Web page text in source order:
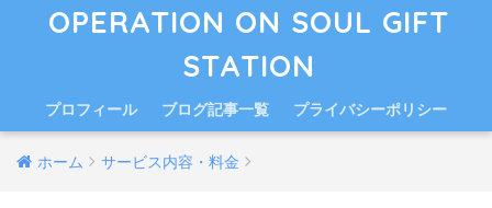
OPERATION ON SOUL GIFT
STATION
プロフィール ブログ記事一覧 プライバシーポリシー
ホーム サービス内容・料金